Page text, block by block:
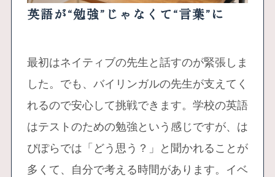
英語が“勉強”じゃなくて“言葉”に
最初はネイティブの先生と話すのが緊張しま
した。でも、バイリンガルの先生が支えてく
れるので安心して挑戦できます。学校の英語
はテストのための勉強という感じですが、は
ぴぽらでは「どう思う？」と聞かれることが
多くて、自分で考える時間があります。イベ